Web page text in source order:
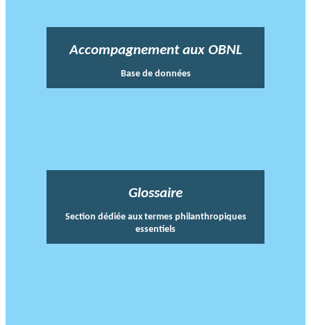
Accompagnement aux OBNL
Base de données
Glossaire
Section dédiée aux termes philanthropiques
essentiels